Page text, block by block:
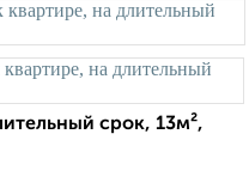
срок, 13м²,